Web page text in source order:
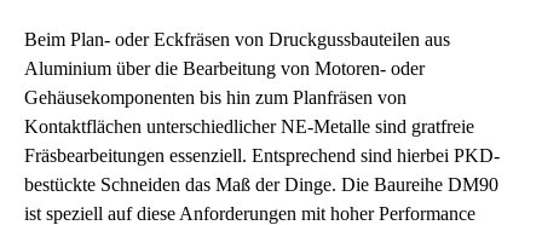
Beim Plan- oder Eckfräsen von Druckgussbauteilen aus
Aluminium über die Bearbeitung von Motoren- oder
Gehäusekomponenten bis hin zum Planfräsen von
Kontaktflächen unterschiedlicher NE-Metalle sind gratfreie
Fräsbearbeitungen essenziell. Entsprechend sind hierbei PKD-
bestückte Schneiden das Maß der Dinge. Die Baureihe DM90
ist speziell auf diese Anforderungen mit hoher Performance